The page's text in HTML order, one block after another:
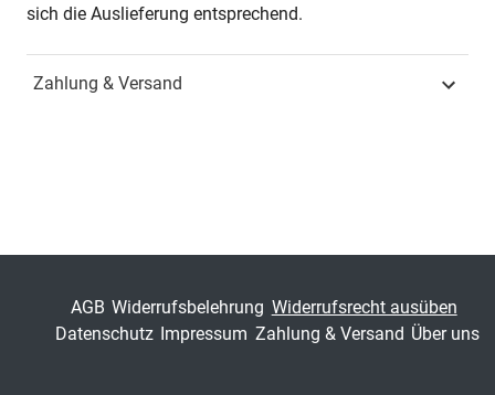
Fachdisziplin
Fachbereich Jura
sich die Auslieferung entsprechend.
Zahlung & Versand
AGB Widerrufsbelehrung Widerrufsrecht ausüben
Datenschutz Impressum Zahlung & Versand Über uns